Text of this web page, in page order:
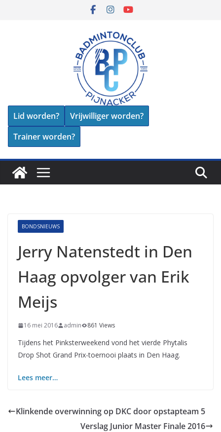
Lid worden?
Vrijwilliger worden?
Trainer worden?
BONDSNIEUWS
Jerry Natenstedt in Den
Haag opvolger van Erik
Meijs
16 mei 2016 admin 861 Views
Tijdens het Pinksterweekend vond het vierde Phytalis
Drop Shot Grand Prix-toernooi plaats in Den Haag.
Lees meer…
Klinkende overwinning op DKC door opstapteam 5
Verslag Junior Master Finale 2016